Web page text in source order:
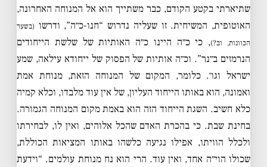
שתיארתי בקטע הקודם, כבר משתייך הוא אל המנוחה האחרונה,
האוטופית, המשיחית. זו שעליה נדרוש “חנו-כ״ה”, ודרשו (בשער
הכוונות, וב?), כי כ״ה היינו כ״ה האותיות של שלשת הייחודים
הנרמזים ב״נר”. וכ״ה אותיות של הפסוק של ייחודא עילאה, שמע
ישראל וגו׳. כלומר, המקום של המנוחה הזאת, מנוחת אמת
ואמונה, הוא באותו הייחוד העליון, של אין עוד מלבדו, וכלא קמיה
כלא חשיב. השגת הייחוד הזה הוא באמת מקום המנוחה הגמורה.
בחינת שבת. כי בהכרת האדם שהכל אלוהים, ואין לו, לבחירתו
ולכלל הוויתו, אפילו נגיעה כלשהו באותו המציאות הכוללת,
שכולו הוי״ה אחד, ואין עוד. הרי הוא נח מנוחת עולמים. “וידעת